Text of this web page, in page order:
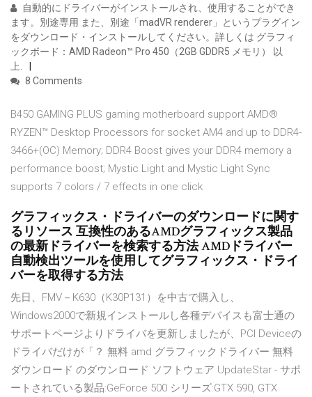
自動的にドライバーがインストールされ、使用することができ
ます。別途専用 また、別途「madVR renderer」というプラグイン
をダウンロード・インストールしてください。詳しくは グラフィ
ックボード：AMD Radeon™ Pro 450（2GB GDDR5 メモリ） 以
上.
8 Comments
B450 GAMING PLUS gaming motherboard support AMD®
RYZEN™ Desktop Processors for socket AM4 and up to DDR4-
3466+(OC) Memory; DDR4 Boost gives your DDR4 memory a
performance boost; Mystic Light and Mystic Light Sync
supports 7 colors / 7 effects in one click
グラフィックス・ドライバーのダウンロードに関す
るリソース 互換性のあるAMDグラフィックス製品
の最新ドライバーを検索する方法 AMDドライバー
自動検出ツールを使用してグラフィックス・ドライ
バーを取得する方法
先日、FMV－K630（K30P131）を中古で購入し、
Windows2000で新規インストールし各種デバイスも富士通の
サポートページよりドライバを更新しましたが、PCI Deviceの
ドライバだけが「？ 無料 amd グラフィックドライバー 無料
ダウンロード のダウンロード ソフトウェア UpdateStar - サポ
ートされている製品:GeForce 500 シリーズ:GTX 590, GTX